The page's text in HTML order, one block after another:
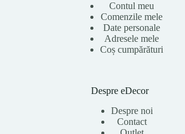
Contul meu
Comenzile mele
Date personale
Adresele mele
Coș cumpărături
Despre eDecor
Despre noi
Contact